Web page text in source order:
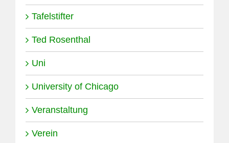
Tafelstifter
Ted Rosenthal
Uni
University of Chicago
Veranstaltung
Verein